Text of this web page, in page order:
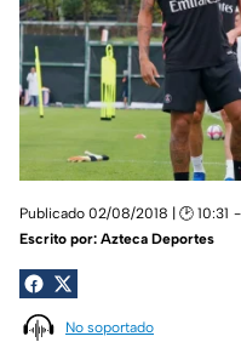
Publicado 02/08/2018 | 🕑 10:31
Escrito por: Azteca Deportes
No soportado